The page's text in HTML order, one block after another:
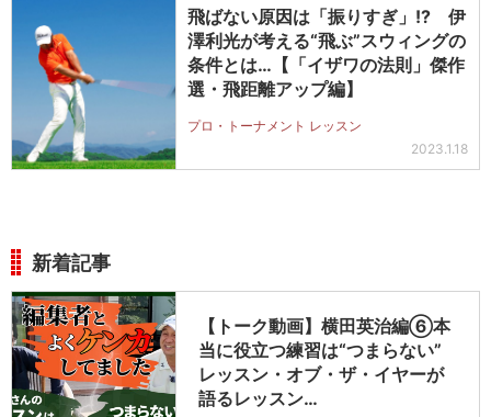
飛ばない原因は「振りすぎ」!? 伊
澤利光が考える“飛ぶ”スウィングの
条件とは…【「イザワの法則」傑作
選・飛距離アップ編】
プロ・トーナメント レッスン
2023.1.18
新着記事
【トーク動画】横田英治編⑥本
当に役立つ練習は“つまらない”
レッスン・オブ・ザ・イヤーが
語るレッスン…